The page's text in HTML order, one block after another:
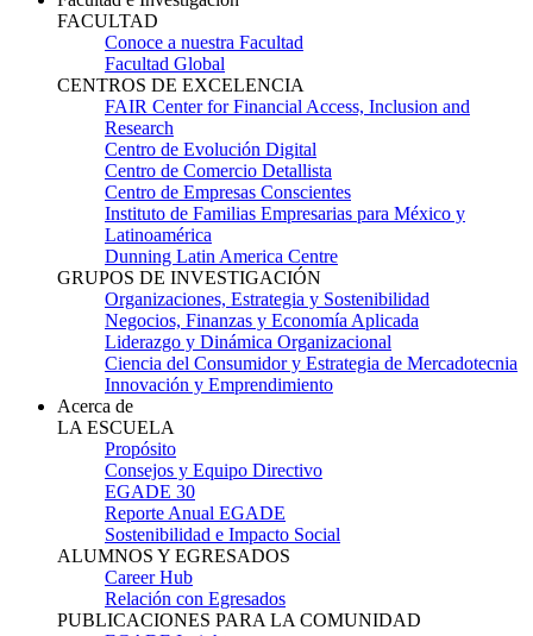
FACULTAD
Conoce a nuestra Facultad
Facultad Global
CENTROS DE EXCELENCIA
FAIR Center for Financial Access, Inclusion and
Research
Centro de Evolución Digital
Centro de Comercio Detallista
Centro de Empresas Conscientes
Instituto de Familias Empresarias para México y
Latinoamérica
Dunning Latin America Centre
GRUPOS DE INVESTIGACIÓN
Organizaciones, Estrategia y Sostenibilidad
Negocios, Finanzas y Economía Aplicada
Liderazgo y Dinámica Organizacional
Ciencia del Consumidor y Estrategia de Mercadotecnia
Innovación y Emprendimiento
Acerca de
LA ESCUELA
Propósito
Consejos y Equipo Directivo
EGADE 30
Reporte Anual EGADE
Sostenibilidad e Impacto Social
ALUMNOS Y EGRESADOS
Career Hub
Relación con Egresados
PUBLICACIONES PARA LA COMUNIDAD